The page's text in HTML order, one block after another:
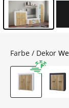
Farbe / Dekor